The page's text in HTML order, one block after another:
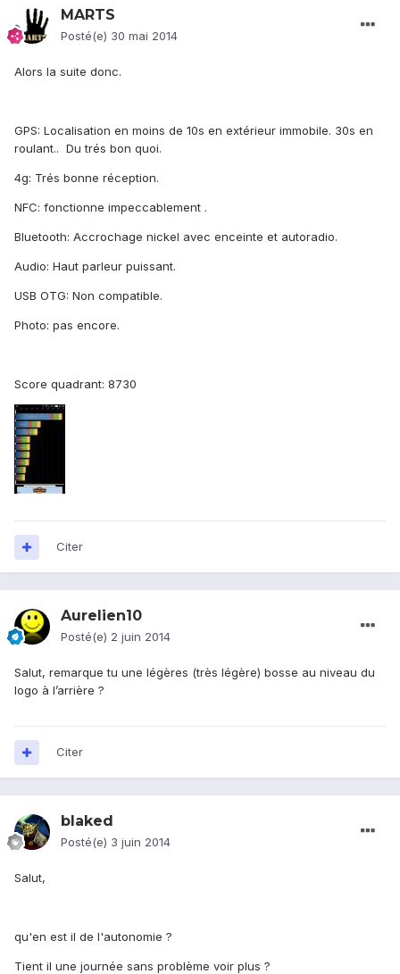
MARTS
Posté(e) 30 mai 2014
Alors la suite donc.
GPS: Localisation en moins de 10s en extérieur immobile. 30s en
roulant.. Du trés bon quoi.
4g: Trés bonne réception.
NFC: fonctionne impeccablement .
Bluetooth: Accrochage nickel avec enceinte et autoradio.
Audio: Haut parleur puissant.
USB OTG: Non compatible.
Photo: pas encore.
Score quadrant: 8730
Citer
Aurelien10
Posté(e) 2 juin 2014
Salut, remarque tu une légères (très légère) bosse au niveau du
logo à l’arrière ?
Citer
blaked
Posté(e) 3 juin 2014
Salut,
qu'en est il de l'autonomie ?
Tient il une journée sans problème voir plus ?